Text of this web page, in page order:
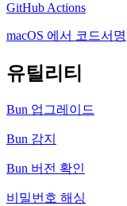
GitHub Actions
macOS 에서 코드서명
유틸리티
Bun 업그레이드
Bun 감지
Bun 버전 확인
비밀번호 해싱